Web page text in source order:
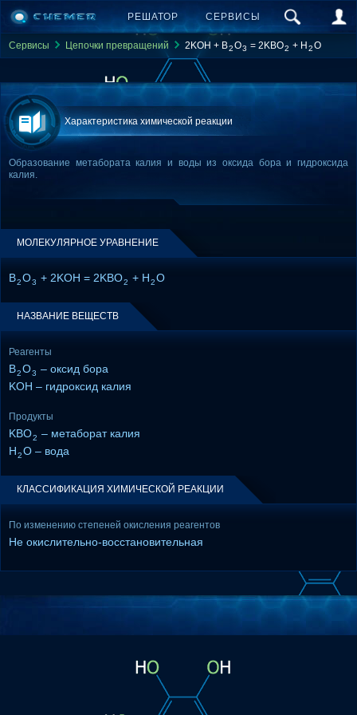
РЕШАТОР СЕРВИСЫ
Сервисы Цепочки превращений 2KOH + B2O3 = 2KBO2 + H 2O
Характеристика химической реакции
Образование метабората калия и воды из оксида бора и гидроксида
калия.
МОЛЕКУЛЯРНОЕ УРАВНЕНИЕ
B2O3 + 2KOH = 2KBO2 + H2O
НАЗВАНИЕ ВЕЩЕСТВ
Реагенты
B2O3 – оксид бора
KOH – гидроксид калия
Продукты
KBO2 – метаборат калия
H2O – вода
КЛАССИФИКАЦИЯ ХИМИЧЕСКОЙ РЕАКЦИИ
По изменению степеней окисления реагентов
Не окислительно-восстановительная